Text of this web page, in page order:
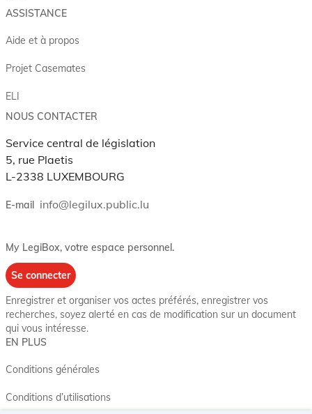
ASSISTANCE
Aide et à propos
Projet Casemates
ELI
NOUS CONTACTER
Service central de législation
5, rue Plaetis
L-2338 LUXEMBOURG
E-mail info@legilux.public.lu
My LegiBox, votre espace personnel.
Se connecter
Enregistrer et organiser vos actes préférés, enregistrer vos
recherches, soyez alerté en cas de modification sur un document
qui vous intéresse.
EN PLUS
Conditions générales
Conditions d’utilisations